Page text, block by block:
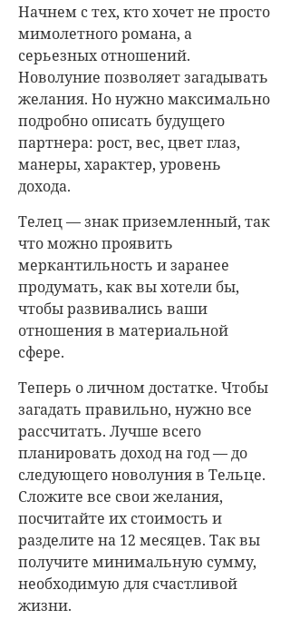
Начнем с тех, кто хочет не просто
мимолетного романа, а
серьезных отношений.
Новолуние позволяет загадывать
желания. Но нужно максимально
подробно описать будущего
партнера: рост, вес, цвет глаз,
манеры, характер, уровень
дохода.
Телец — знак приземленный, так
что можно проявить
меркантильность и заранее
продумать, как вы хотели бы,
чтобы развивались ваши
отношения в материальной
сфере.
Теперь о личном достатке. Чтобы
загадать правильно, нужно все
рассчитать. Лучше всего
планировать доход на год — до
следующего новолуния в Тельце.
Сложите все свои желания,
посчитайте их стоимость и
разделите на 12 месяцев. Так вы
получите минимальную сумму,
необходимую для счастливой
жизни.